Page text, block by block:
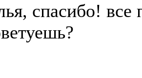
спасибо! все